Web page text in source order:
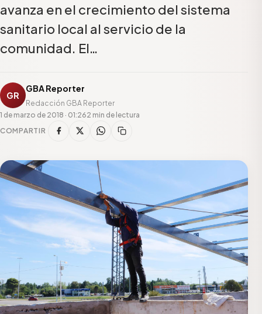
avanza en el crecimiento del sistema
sanitario local al servicio de la
comunidad. El…
GR
GBA Reporter
Redacción GBA Reporter
1 de marzo de 2018 · 01:262 min de lectura
COMPARTIR